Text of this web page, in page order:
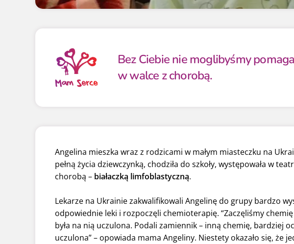
Bez Ciebie nie moglibyśmy
w walce z chorobą.
Angelina mieszka wraz z rodzicami w małym miasteczku na
pełną życia dziewczynką, chodziła do szkoły, występowała w
chorobą – białaczką limfoblastyczną.
Lekarze na Ukrainie zakwalifikowali Angelinę do grupy bardzo
odpowiednie leki i rozpoczęli chemioterapię. “Zaczęliśmy
była na nią uczulona. Podali zamiennik – inną chemię, bardziej
uczulona” – opowiada mama Angeliny. Niestety okazało się, że